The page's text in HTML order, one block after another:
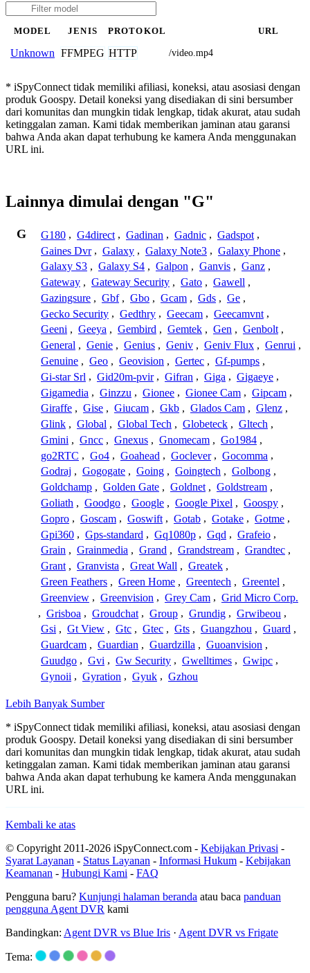
MODEL JENIS PROTOKOL URL
Unknown FFMPEG HTTP /video.mp4
* iSpyConnect tidak memiliki afiliasi, koneksi, atau asosiasi dengan
produk Goospy. Detail koneksi yang disediakan di sini bersumber
dari komunitas dan mungkin tidak lengkap, tidak akurat, atau sudah
ketinggalan zaman. Kami tidak memberikan jaminan atau garansi
bahwa Anda akan dapat terhubung ke kamera Anda menggunakan
URL ini.
Lainnya dimulai dengan "G"
G G180 , G4direct , Gadinan , Gadnic , Gadspot ,
Gaines Dvr , Galaxy , Galaxy Note3 , Galaxy Phone ,
Galaxy S3 , Galaxy S4 , Galpon , Ganvis , Ganz ,
Gateway , Gateway Security , Gato , Gawell ,
Gazingsure , Gbf , Gbo , Gcam , Gds , Ge ,
Gecko Security , Gedthry , Geecam , Geecamvnt ,
Geeni , Geeya , Gembird , Gemtek , Gen , Genbolt ,
General , Genie , Genius , Geniv , Geniv Flux , Genrui ,
Genuine , Geo , Geovision , Gertec , Gf-pumps ,
Gi-star Srl , Gid20m-pvir , Gifran , Giga , Gigaeye ,
Gigamedia , Ginzzu , Gionee , Gionee Cam , Gipcam ,
Giraffe , Gise , Giucam , Gkb , Glados Cam , Glenz ,
Glink , Global , Global Tech , Globeteck , Gltech ,
Gmini , Gncc , Gnexus , Gnomecam , Go1984 ,
go2RTC , Go4 , Goahead , Goclever , Gocomma ,
Godraj , Gogogate , Going , Goingtech , Golbong ,
Goldchamp , Golden Gate , Goldnet , Goldstream ,
Goliath , Goodgo , Google , Google Pixel , Goospy ,
Gopro , Goscam , Goswift , Gotab , Gotake , Gotme ,
Gpi360 , Gps-standard , Gq1080p , Gqd , Grafeio ,
Grain , Grainmedia , Grand , Grandstream , Grandtec ,
Grant , Granvista , Great Wall , Greatek ,
Green Feathers , Green Home , Greentech , Greentel ,
Greenview , Greenvision , Grey Cam , Grid Micro Corp.
, Grisboa , Groudchat , Group , Grundig , Grwibeou ,
Gsi , Gt View , Gtc , Gtec , Gts , Guangzhou , Guard ,
Guardcam , Guardian , Guardzilla , Guoanvision ,
Guudgo , Gvi , Gw Security , Gwelltimes , Gwipc ,
Gynoii , Gyration , Gyuk , Gzhou
Lebih Banyak Sumber
* iSpyConnect tidak memiliki afiliasi, koneksi, atau asosiasi dengan
produk Goospy. Detail koneksi yang disediakan di sini bersumber
dari komunitas dan mungkin tidak lengkap, tidak akurat, atau sudah
ketinggalan zaman. Kami tidak memberikan jaminan atau garansi
bahwa Anda akan dapat terhubung ke kamera Anda menggunakan
URL ini.
Kembali ke atas
© Copyright 2011-2026 iSpyConnect.com - Kebijakan Privasi -
Syarat Layanan - Status Layanan - Informasi Hukum - Kebijakan
Keamanan - Hubungi Kami - FAQ
Pengguna baru? Kunjungi halaman beranda atau baca panduan
pengguna Agent DVR kami
Bandingkan: Agent DVR vs Blue Iris · Agent DVR vs Frigate
Tema: